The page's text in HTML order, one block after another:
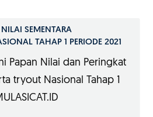
SEMENTARA
TAHAP 1 PERIODE 2021
Papan Nilai dan Peringkat
tryout Nasional Tahap 1